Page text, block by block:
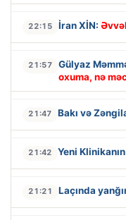
22:15 İran XİN:
21:57 Gülyaz
oxuma, nə
21:47 Bakı və
21:42 Yeni
21:21 Laçında